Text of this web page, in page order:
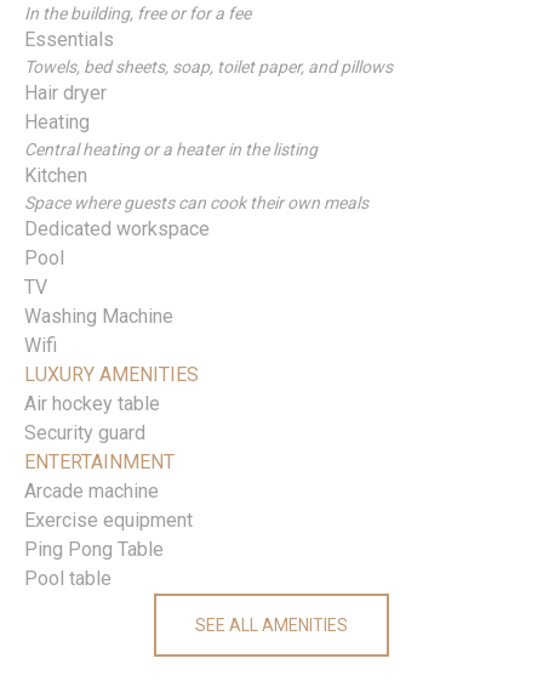
In the building, free or for a fee
Essentials
Towels, bed sheets, soap, toilet paper, and pillows
Hair dryer
Heating
Central heating or a heater in the listing
Kitchen
Space where guests can cook their own meals
Dedicated workspace
Pool
TV
Washing Machine
Wifi
LUXURY AMENITIES
Air hockey table
Security guard
ENTERTAINMENT
Arcade machine
Exercise equipment
Ping Pong Table
Pool table
SEE ALL AMENITIES